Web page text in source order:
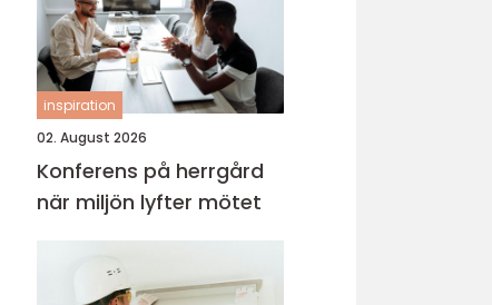
inspiration
02. August 2026
Konferens på herrgård
när miljön lyfter mötet